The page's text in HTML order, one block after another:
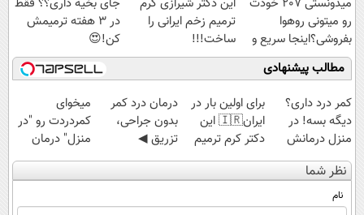
قسطی
میدونستی 207 خودت
رو میتونی روهوا
بفروشی؟اینجا سریع و
راحت بفروش
این دکتر شیرازی کرم
ترمیم زخم ایرانی را
ساخت!!!
جای بخیه داری؟؟ فقط
در 3 هفته ترمیمش
کن!😍
مطالب پیشنهادی
کمر درد داری؟
دیگه بسه! در
منزل درمانش
کن
(◀پرسش‌نامه)
برای اولین بار در
ایران🇮🇷 این
دکتر کرم ترمیم
کننده 23 روزه
ساخت!
درمان درد کمر
بدون جراحی،
تزریق ◀
پرسش‌نامه رو پر
کن ▶
میخوای
کمردردت رو "در
منزل" درمان
کنی؟ (◂فیلم +
◂پرسش‌نامه)
نظر شما
نام